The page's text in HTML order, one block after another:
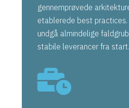
gennemprøvede
etablerede best practices.
undgå almindelige
stabile leverancer fra start.
